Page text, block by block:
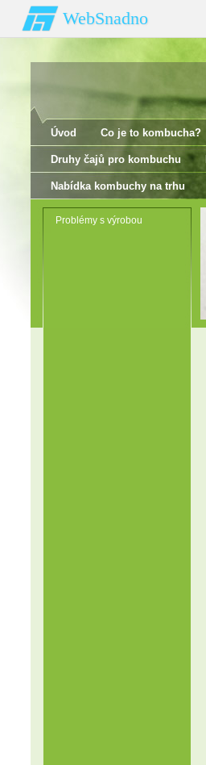
WebSnadno
Úvod Co je to kombucha?
Druhy čajů pro kombuchu
Nabídka kombuchy na trhu
Problémy s výrobou